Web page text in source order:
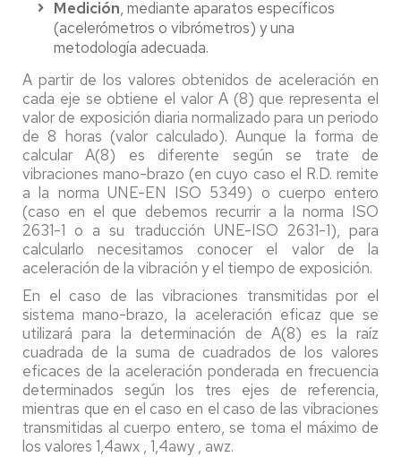
Medición, mediante aparatos específicos
(acelerómetros o vibrómetros) y una
metodología adecuada.
A partir de los valores obtenidos de aceleración en
cada eje se obtiene el valor A (8) que representa el
valor de exposición diaria normalizado para un periodo
de 8 horas (valor calculado). Aunque la forma de
calcular A(8) es diferente según se trate de
vibraciones mano-brazo (en cuyo caso el R.D. remite
a la norma UNE-EN ISO 5349) o cuerpo entero
(caso en el que debemos recurrir a la norma ISO
2631-1 o a su traducción UNE-ISO 2631-1), para
calcularlo necesitamos conocer el valor de la
aceleración de la vibración y el tiempo de exposición.
En el caso de las vibraciones transmitidas por el
sistema mano-brazo, la aceleración eficaz que se
utilizará para la determinación de A(8) es la raíz
cuadrada de la suma de cuadrados de los valores
eficaces de la aceleración ponderada en frecuencia
determinados según los tres ejes de referencia,
mientras que en el caso en el caso de las vibraciones
transmitidas al cuerpo entero, se toma el máximo de
los valores 1,4awx , 1,4awy , awz.